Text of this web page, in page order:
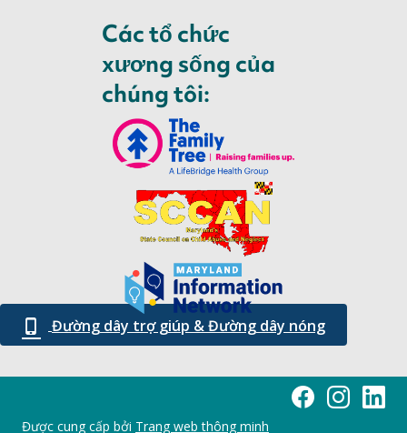
Các tổ chức
xương sống của
chúng tôi:
Đường dây trợ giúp & Đường dây nóng
Trang Facebook
Maryland
Được cung cấp bởi Trang web thông minh